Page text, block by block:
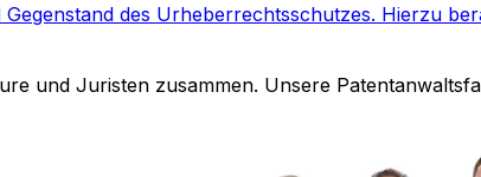
des Urheberrechtsschutzes. Hierzu
und Juristen zusammen. Unsere